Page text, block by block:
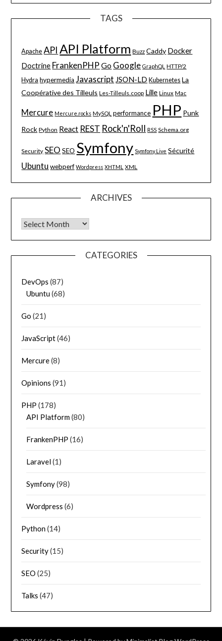
TAGS
Apache API API Platform Buzz Caddy Docker
Doctrine FrankenPHP Go Google GraphQL HTTP/2
Hydra hypermedia Javascript JSON-LD Kubernetes La
Coopérative des Tilleuls Les-Tilleuls.coop Lille Linux Mac
Mercure Mercure.rocks MySQL performance PHP Punk
Rock Python React REST Rock'n'Roll RSS Schema.org
Security SEO SEO Symfony Symfony Live Sécurité
Ubuntu webperf Wordpress XHTML XML
ARCHIVES
Archives
CATEGORIES
DevOps (87)
Ubuntu(68)
Go (21)
JavaScript(46)
Mercure(8)
Opinions (91)
PHP (178)
API Platform(80)
FrankenPHP (16)
Laravel(1)
Symfony(98)
Wordpress (6)
Python(14)
Security(15)
SEO (25)
Talks (47)